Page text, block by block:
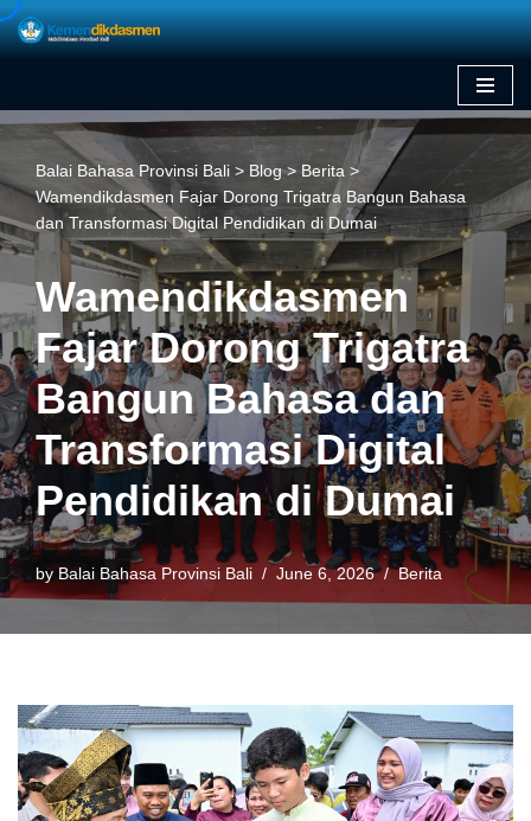
content
Balai Bahasa Provinsi Bali > Blog> Berita >
Wamendikdasmen Fajar Dorong Trigatra Bangun Bahasa
dan Transformasi Digital Pendidikan di Dumai
Wamendikdasmen
Fajar Dorong Trigatra
Bangun Bahasa dan
Transformasi Digital
Pendidikan di Dumai
byBalai Bahasa Provinsi Bali June 6, 2026 Berita